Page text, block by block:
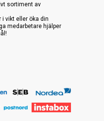
sortiment av
i vikt eller öka din
medarbetare hjälper